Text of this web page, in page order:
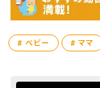
# ベビー # ママ